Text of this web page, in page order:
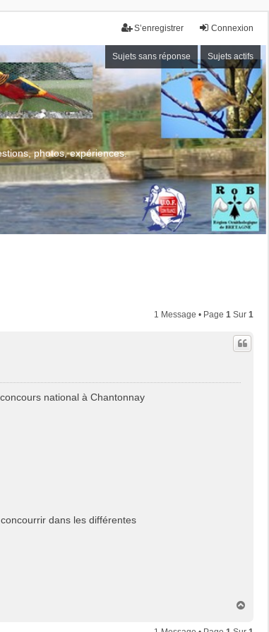
Connexion
S’enregistrer
Sujets sans réponse Sujets actifs
photos, expériences.
1 Message • Page 1 Sur 1
national à Chantonnay
dans les différentes
u